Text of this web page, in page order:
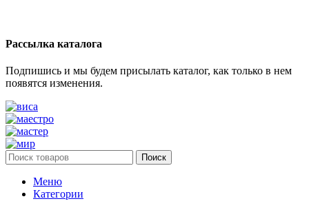
Рассылка каталога
Подпишись и мы будем присылать каталог, как только в нем
появятся изменения.
Поиск
Меню
Категории